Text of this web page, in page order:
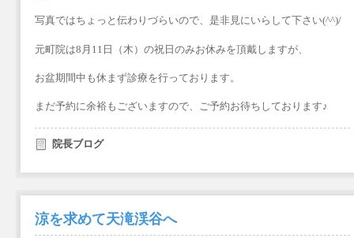
写真ではちょっと伝わりづらいので、是非見にいらして下さい(^^)/
元町院は8月11日（木）の祝日のみお休みを頂戴しますが、
お盆期間中も休まず診療を行っております。
まだ予約に余裕もございますので、ご予約お待ちしております♪
院長ブログ
涼を求めて天滝渓谷へ